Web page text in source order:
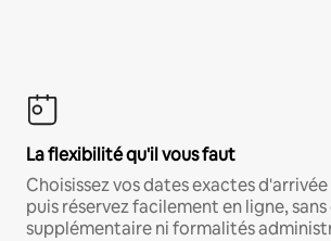
La flexibilité qu'il vous faut
Choisissez vos dates exactes
puis réservez facilement en ligne,
supplémentaire ni formalités